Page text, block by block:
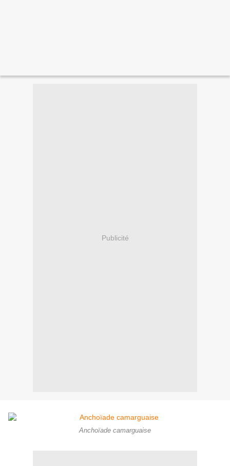
Publicité
Anchoïade camarguaise